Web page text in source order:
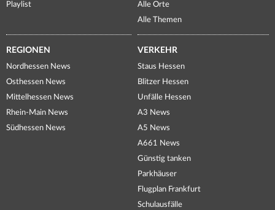
Playlist
Alle Orte
Alle Themen
REGIONEN
Nordhessen News
Osthessen News
Mittelhessen News
Rhein-Main News
Südhessen News
VERKEHR
Staus Hessen
Blitzer Hessen
Unfälle Hessen
A3 News
A5 News
A661 News
Günstig tanken
Parkhäuser
Flugplan Frankfurt
Schulausfälle